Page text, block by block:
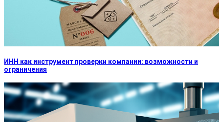
ИНН как инструмент проверки компании: возможности и
ограничения